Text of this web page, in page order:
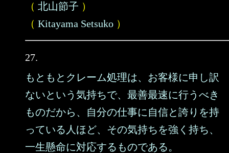
（ 北山節子 ）
（ Kitayama Setsuko ）
27.
もともとクレーム処理は、お客様に申し訳
ないという気持ちで、最善最速に行うべき
ものだから、自分の仕事に自信と誇りを持
っている人ほど、その気持ちを強く持ち、
一生懸命に対応するものである。